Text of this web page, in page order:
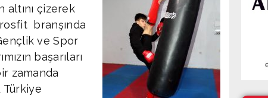
altını çizerek
branşında
ve Spor
başarıları
zamanda
Türkiye